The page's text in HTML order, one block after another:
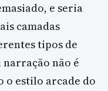
e seria
camadas
tipos de
narração não é
o estilo arcade do